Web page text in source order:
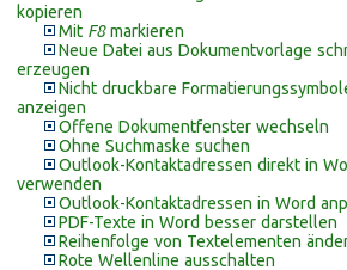
kopieren
Mit F8markieren
Neue Datei aus Dokumentvorlage
erzeugen
Nicht druckbare
anzeigen
Offene Dokumentfenster wechseln
Ohne Suchmaske suchen
Outlook-Kontaktadressen direkt in
verwenden
Outlook-Kontaktadressen in Word
PDF-Texte in Word besser darstellen
Reihenfolge von Textelementen
Rote Wellenline ausschalten